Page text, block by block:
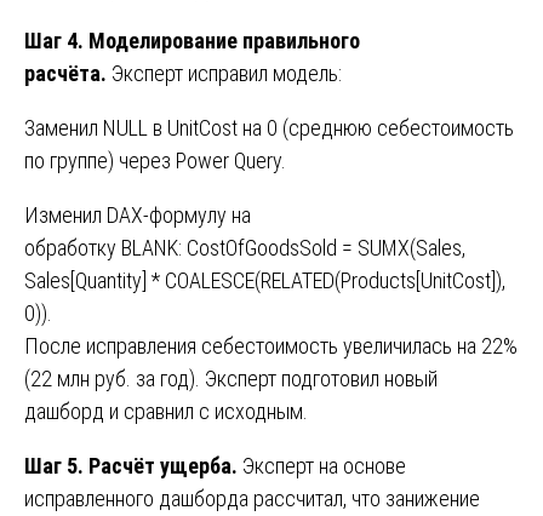
Шаг 4. Моделирование правильного
расчёта. Эксперт исправил модель:
Заменил NULL в UnitCost на 0 (среднюю себестоимость
по группе) через Power Query.
Изменил DAX-формулу на
обработку BLANK: CostOfGoodsSold = SUMX(Sales,
Sales[Quantity] * COALESCE(RELATED(Products[UnitCost]),
0)).
После исправления себестоимость увеличилась на 22%
(22 млн руб. за год). Эксперт подготовил новый
дашборд и сравнил с исходным.
Шаг 5. Расчёт ущерба. Эксперт на основе
исправленного дашборда рассчитал, что занижение